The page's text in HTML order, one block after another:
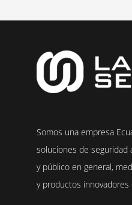
Somos una empresa
soluciones de seguridad
y público en general,
y productos